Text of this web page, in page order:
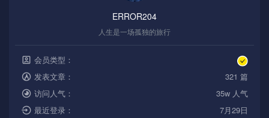
ERROR204
人生是一场孤独的旅行
会员类型：
发表文章：
321 篇
访问人气：
35w 人气
最近登录：
7月29日